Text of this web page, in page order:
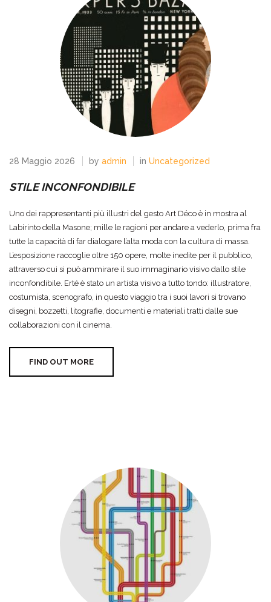
28 Maggio 2026 by admin in Uncategorized
STILE INCONFONDIBILE
Uno dei rappresentanti più illustri del gesto Art Déco è in mostra al
Labirinto della Masone; mille le ragioni per andare a vederlo, prima fra
tutte la capacità di far dialogare l’alta moda con la cultura di massa.
L’esposizione raccoglie oltre 150 opere, molte inedite per il pubblico,
attraverso cui si può ammirare il suo immaginario visivo dallo stile
inconfondibile. Erté è stato un artista visivo a tutto tondo: illustratore,
costumista, scenografo, in questo viaggio tra i suoi lavori si trovano
disegni, bozzetti, litografie, documenti e materiali tratti dalle sue
collaborazioni con il cinema.
FIND OUT MORE